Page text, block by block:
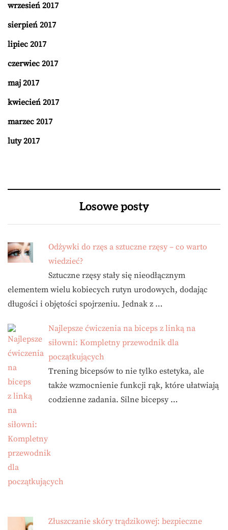
wrzesień 2017
sierpień 2017
lipiec 2017
czerwiec 2017
maj 2017
kwiecień 2017
marzec 2017
luty 2017
Losowe posty
Odżywki do rzęs a sztuczne rzęsy – co warto
wiedzieć?
Sztuczne rzęsy stały się nieodłącznym
elementem wielu kobiecych rutyn urodowych, dodając
długości i objętości spojrzeniu. Jednak z …
Najlepsze ćwiczenia na biceps z linką na
siłowni: Kompletny przewodnik dla
początkujących
Trening bicepsów to nie tylko estetyka, ale
także wzmocnienie funkcji rąk, które ułatwiają
codzienne zadania. Silne bicepsy …
Złuszczanie skóry trądzikowej: bezpieczne